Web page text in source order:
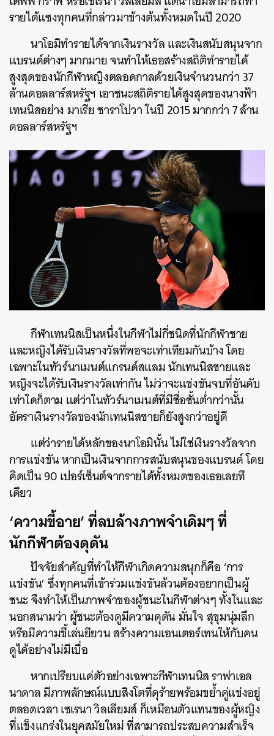
รายได้แซงทุกคนที่กล่าวมาข้างต้นทั้งหมดในปี 2020
นาโอมิทำรายได้จากเงินรางวัล และเงินสนับสนุนจาก
แบรนด์ต่างๆ มากมาย จนทำให้เธอสร้างสถิติทำรายได้
สูงสุดของนักกีฬาหญิงตลอดกาลด้วยเงินจำนวนกว่า 37
ล้านดอลลาร์สหรัฐฯ เอาชนะสถิติรายได้สูงสุดของนางฟ้า
เทนนิสอย่าง มาเรีย ชาราโปวา ในปี 2015 มากกว่า 7 ล้าน
ดอลลาร์สหรัฐฯ
กีฬาเทนนิสเป็นหนึ่งในกีฬาไม่กี่ชนิดที่นักกีฬาชาย
และหญิงได้รับเงินรางวัลที่พอจะเท่าเทียมกันบ้าง โดย
เฉพาะในทัวร์นาเมนต์แกรนด์สแลม นักเทนนิสชายและ
หญิงจะได้รับเงินรางวัลเท่ากัน ไม่ว่าจะแข่งขันจบที่อันดับ
เท่าใดก็ตาม แต่ว่าในทัวร์นาเมนต์ที่มีชื่อชั้นต่ำกว่านั้น
อัตราเงินรางวัลของนักเทนนิสชายก็ยังสูงกว่าอยู่ดี
แต่ว่ารายได้หลักของนาโอมินั้น ไม่ใช่เงินรางวัลจาก
การแข่งขัน หากเป็นเงินจากการสนับสนุนของแบรนด์ โดย
คิดเป็น 90 เปอร์เซ็นต์จากรายได้ทั้งหมดของเธอเลยที
เดียว
‘ความขี้อาย’ ที่ลบล้างภาพจำเดิมๆ ที่
นักกีฬาต้องดุดัน
ปัจจัยสำคัญที่ทำให้กีฬาเกิดความสนุกก็คือ ‘การ
แข่งขัน’ ซึ่งทุกคนที่เข้าร่วมแข่งขันล้วนต้องอยากเป็นผู้
ชนะ จึงทำให้เป็นภาพจำของผู้ชนะในกีฬาต่างๆ ทั้งในและ
นอกสนามว่า ผู้ชนะต้องดูมีความดุดัน มั่นใจ สุขุมนุ่มลึก
หรือมีความขี้เล่นยียวน สร้างความเอนเตอร์เทนให้กับคน
ดูได้อย่างไม่มีเบื่อ
หากเปรียบแค่ตัวอย่างเฉพาะกีฬาเทนนิส ราฟาเอล
นาดาล มีภาพลักษณ์แบบสิงโตที่ดุร้ายพร้อมขย้ำคู่แข่งอยู่
ตลอดเวลา เซเรนา วิลเลียมส์ ก็เหมือนตัวแทนของผู้หญิง
ที่แข็งแกร่งในยุคสมัยใหม่ ที่สามารถประสบความสำเร็จ